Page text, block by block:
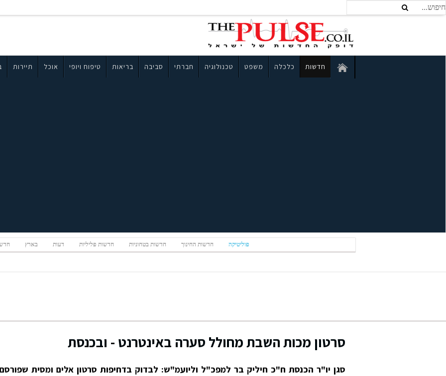
חדשות כלכלה משפט טכנולוגיה חברתי סביבה בריאות טיפוח ויופי אוכל תיירות
פוליטיקה חדשות החינוך חדשות בטחוניות חדשות פליליות דעות בארץ
סרטון מכות השבת מחולל סערה באינטרנט - ובכנסת
סגן יו"ר הכנסת ח"כ חיליק בר למפכ"ל וליועמ"ש: לבדוק בדחיפות סרטון אלים ומסית שפורסם